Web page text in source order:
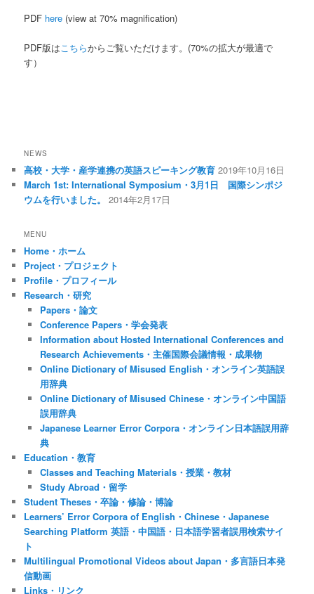
PDF here (view at 70% magnification)
PDF版はこちらからご覧いただけます。(70%の拡大が最適で
す）
NEWS
高校・大学・産学連携の英語スピーキング教育 2019年10月16日
March 1st: International Symposium・3月1日 国際シンポジ
ウムを行いました。
2014年2月17日
MENU
Home・ホーム
Project・プロジェクト
Profile・プロフィール
Research・研究
Papers・論文
Conference Papers・学会発表
Information about Hosted International Conferences and
Research Achievements・主催国際会議情報・成果物
Online Dictionary of Misused English・オンライン英語誤
用辞典
Online Dictionary of Misused Chinese・オンライン中国語
誤用辞典
Japanese Learner Error Corpora・オンライン日本語誤用辞
典
Education・教育
Classes and Teaching Materials・授業・教材
Study Abroad・留学
Student Theses・卒論・修論・博論
Learners’ Error Corpora of English・Chinese・Japanese
Searching Platform 英語・中国語・日本語学習者誤用検索サイ
ト
Multilingual Promotional Videos about Japan・多言語日本発
信動画
Links・リンク